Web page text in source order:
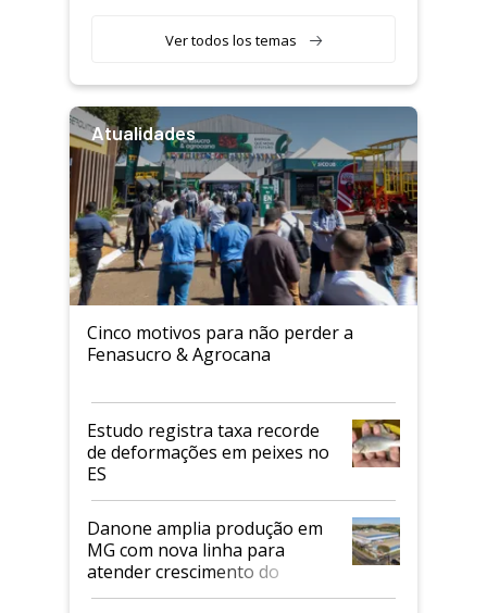
Ver todos los temas
Atualidades
Cinco motivos para não perder a
Fenasucro & Agrocana
Estudo registra taxa recorde
de deformações em peixes no
ES
Danone amplia produção em
MG com nova linha para
atender crescimento do
mercado de alimentos